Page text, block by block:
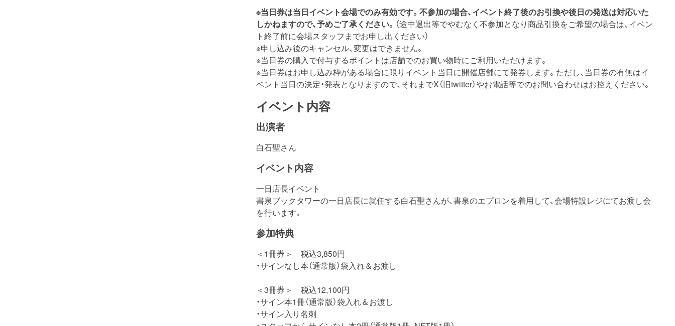
※当日券は当日イベント会場でのみ有効です。不参加の場合、イベント終了後のお引換や後日の発送は対応いた
しかねますので、予めご了承ください。 （途中退出等でやむなく不参加となり商品引換をご希望の場合は、イベン
ト終了前に会場スタッフまでお申し出ください）
※申し込み後のキャンセル、変更はできません。
※当日券の購入で付与するポイントは店舗でのお買い物時にご利用いただけます。
※当日券はお申し込み枠がある場合に限りイベント当日に開催店舗にて発券します。ただし、当日券の有無はイ
ベント当日の決定・発表となりますので、それまでX（旧twitter）やお電話等でのお問い合わせはお控えください。
イベント内容
出演者
白石聖さん
イベント内容
一日店長イベント
書泉ブックタワーの一日店長に就任する白石聖さんが、書泉のエプロンを着用して、会場特設レジにてお渡し会
を行います。
参加特典
＜1冊券＞ 税込3,850円
・サインなし本（通常版）袋入れ＆お渡し
＜3冊券＞ 税込12,100円
・サイン本1冊（通常版）袋入れ＆お渡し
・サイン入り名刺